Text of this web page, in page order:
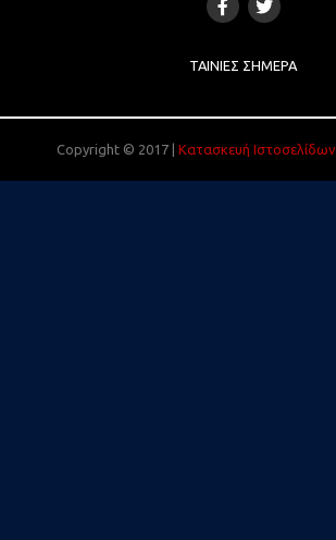
ΤΑΙΝΊΕΣ ΣΉΜΕΡΑ
Copyright © 2017 |Κατασκευή Ιστοσελίδων